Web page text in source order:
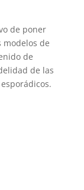
de poner
de
de
de las